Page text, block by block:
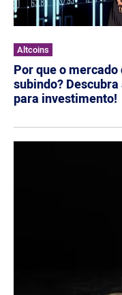
Altcoins
Por que o
subindo?
para investimento!